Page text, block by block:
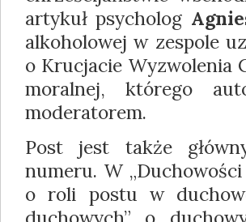
artykuł psycholog
alkoholowej w zespole
o Krucjacie Wyzwolenia
moralnej, którego
moderatorem.
Post jest także
numeru. W „Duchowości
o roli postu w